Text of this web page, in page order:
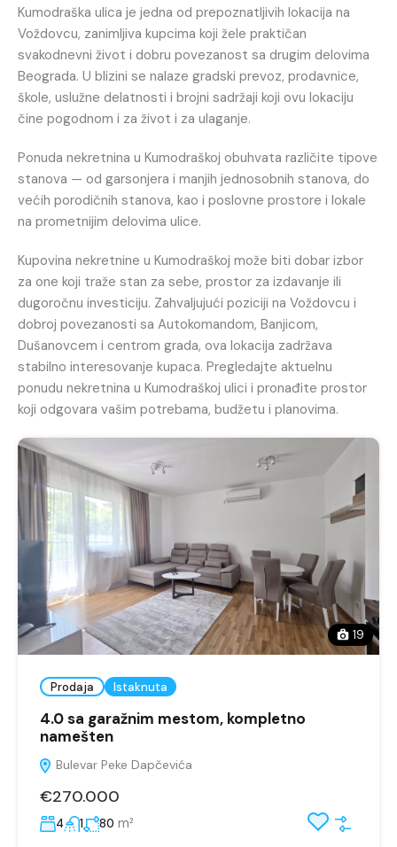
Kumodraška ulica je jedna od prepoznatljivih lokacija na
Voždovcu, zanimljiva kupcima koji žele praktičan
svakodnevni život i dobru povezanost sa drugim delovima
Beograda. U blizini se nalaze gradski prevoz, prodavnice,
škole, uslužne delatnosti i brojni sadržaji koji ovu lokaciju
čine pogodnom i za život i za ulaganje.
Ponuda nekretnina u Kumodraškoj obuhvata različite tipove
stanova — od garsonjera i manjih jednosobnih stanova, do
većih porodičnih stanova, kao i poslovne prostore i lokale
na prometnijim delovima ulice.
Kupovina nekretnine u Kumodraškoj može biti dobar izbor
za one koji traže stan za sebe, prostor za izdavanje ili
dugoročnu investiciju. Zahvaljujući poziciji na Voždovcu i
dobroj povezanosti sa Autokomandom, Banjicom,
Dušanovcem i centrom grada, ova lokacija zadržava
stabilno interesovanje kupaca. Pregledajte aktuelnu
ponudu nekretnina u Kumodraškoj ulici i pronađite prostor
koji odgovara vašim potrebama, budžetu i planovima.
19
Prodaja Istaknuta
4.0 sa garažnim mestom, kompletno
namešten
Bulevar Peke Dapčevića
€270.000
4 1 80 m²